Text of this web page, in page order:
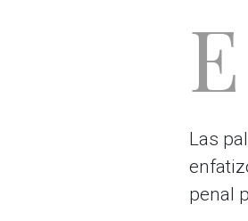
E
Las
penal